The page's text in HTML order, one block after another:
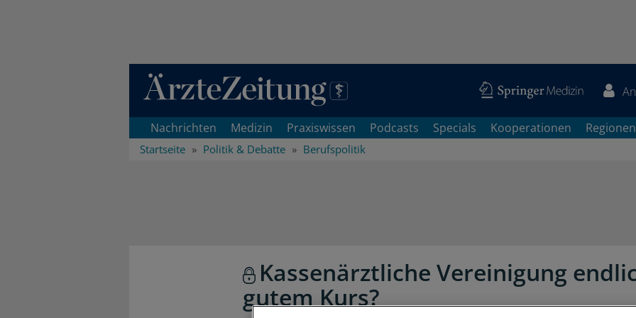
Direkt zum Inhaltsbereich
Nachrichten Medizin Praxiswissen Podcasts Specials Kooperationen Regionen
Startseite Politik & Debatte Berufspolitik
Kassenärztliche Vereinigung
gutem Kurs?